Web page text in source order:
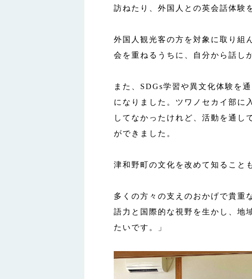
訪ねたり、外国人との英会話体験
外国人観光客の方を対象に取り組
会を重ねるうちに、自分から話し
また、SDGs学習や異文化体験を
になりました。ツワノセカイ部に
してなかったけれど、活動を通し
ができました。
津和野町の文化を改めて知ること
多くの方々の支えのおかげで貴重
語力と国際的な視野を生かし、地
たいです。」